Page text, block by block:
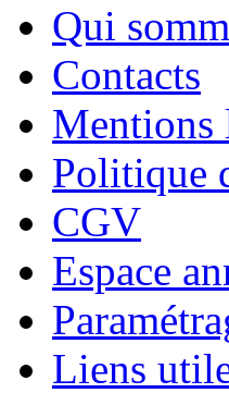
Qui
Contacts
Mentions
Politique
CGV
Espace
Liens